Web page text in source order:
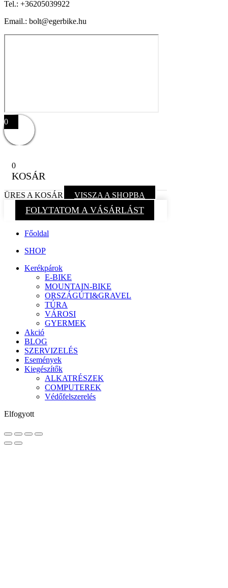
Tel.: +36205039922
Email.: bolt@egerbike.hu
0
0
KOSÁR
ÜRES A KOSÁR VISSZA A SHOPBA
FOLYTATOM A VÁSÁRLÁST
Főoldal
SHOP
Kerékpárok
E-BIKE
MOUNTAIN-BIKE
ORSZÁGÚTI&GRAVEL
TÚRA
VÁROSI
GYERMEK
Akció
BLOG
SZERVIZELÉS
Események
Kiegészítők
ALKATRÉSZEK
COMPUTEREK
Védőfelszerelés
Elfogyott